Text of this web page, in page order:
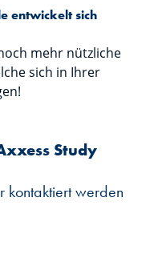
entwickelt sich
mehr nützliche
sich in Ihrer
Study
kontaktiert werden